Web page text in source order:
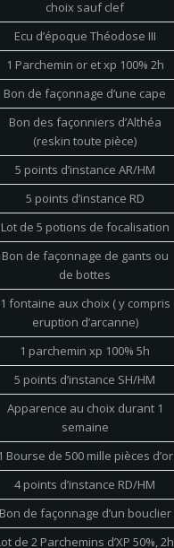
choix sauf clef
Ecu d’époque Théodose III
1 Parchemin or et xp 100% 2h
Bon de façonnage d’une cape
Bon des façonniers d’Althéa
(reskin toute pièce)
5 points d’instance AR/HM
5 points d’instance RD
Lot de 5 potions de focalisation
Bon de façonnage de gants ou
de bottes
1 fontaine aux choix ( y compris
eruption d’arcanne)
1 parchemin xp 100% 5h
5 points d’instance SH/HM
Apparence au choix durant 1
semaine
1 Bourse de 500 mille pièces d’or
4 points d’instance RD/HM
Bon de façonnage d’un bouclier
de 2 Parchemins d’XP 50%, 2h